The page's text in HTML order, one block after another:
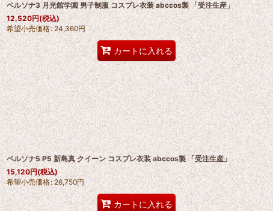
ペルソナ3 月光館学園 男子制服 コスプレ衣装 abccos製 「受注生産」
12,520円(税込)
希望小売価格: 24,360円
カートに入れる
ペルソナ5 P5 新島真 クイーン コスプレ衣装 abccos製 「受注生産」
15,120円(税込)
希望小売価格: 26,750円
カートに入れる